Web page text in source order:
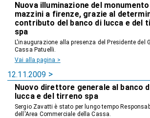
Nuova illuminazione del
mazzini a firenze, grazie al
contributo del banco di lucca e del
spa
L'inaugurazione alla presenza del Presidente del
Cassa Patuelli.
Vai alla pagina >
12.11.2009
Nuovo direttore generale al banco
lucca e del tirreno spa
Sergio Zavatti è stato per lungo tempo
dell'Area Commerciale della Cassa.